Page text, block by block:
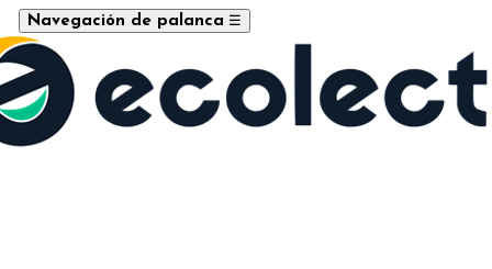
Navegación de palanca ☰